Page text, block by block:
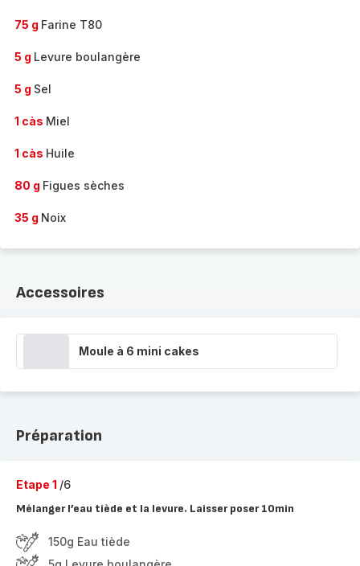
75 g Farine T80
5 g Levure boulangère
5 g Sel
1 càs Miel
1 càs Huile
80 g Figues sèches
35 g Noix
Accessoires
Moule à 6 mini cakes
Préparation
Etape 1 /6
Mélanger l’eau tiède et la levure. Laisser poser 10min
150g Eau tiède